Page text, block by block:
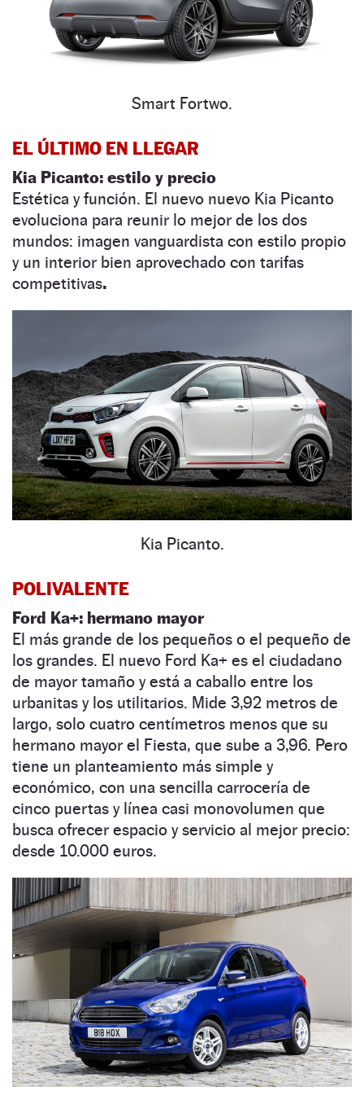
Smart Fortwo.
EL ÚLTIMO EN LLEGAR
Kia Picanto: estilo y precio
Estética y función. El nuevo nuevo Kia Picanto
evoluciona para reunir lo mejor de los dos
mundos: imagen vanguardista con estilo propio
y un interior bien aprovechado con tarifas
competitivas.
Kia Picanto.
POLIVALENTE
Ford Ka+: hermano mayor
El más grande de los pequeños o el pequeño de
los grandes. El nuevo Ford Ka+ es el ciudadano
de mayor tamaño y está a caballo entre los
urbanitas y los utilitarios. Mide 3,92 metros de
largo, solo cuatro centímetros menos que su
hermano mayor el Fiesta, que sube a 3,96. Pero
tiene un planteamiento más simple y
económico, con una sencilla carrocería de
cinco puertas y línea casi monovolumen que
busca ofrecer espacio y servicio al mejor precio:
desde 10.000 euros.